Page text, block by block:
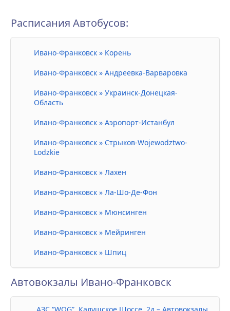
Расписания Автобусов:
Ивано-Франковск » Корень
Ивано-Франковск » Андреевка-Варваровка
Ивано-Франковск » Украинск-Донецкая-
Область
Ивано-Франковск » Аэропорт-Истанбул
Ивано-Франковск » Стрыков-Wojewodztwo-
Lodzkie
Ивано-Франковск » Лахен
Ивано-Франковск » Ла-Шо-Де-Фон
Ивано-Франковск » Мюнсинген
Ивано-Франковск » Мейринген
Ивано-Франковск » Шпиц
Автовокзалы Ивано-Франковск